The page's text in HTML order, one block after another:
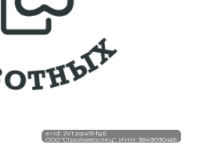
erid: 2Vtzqw9ifgE
ООО "Стройавтоспец", ИНН: 3849090465